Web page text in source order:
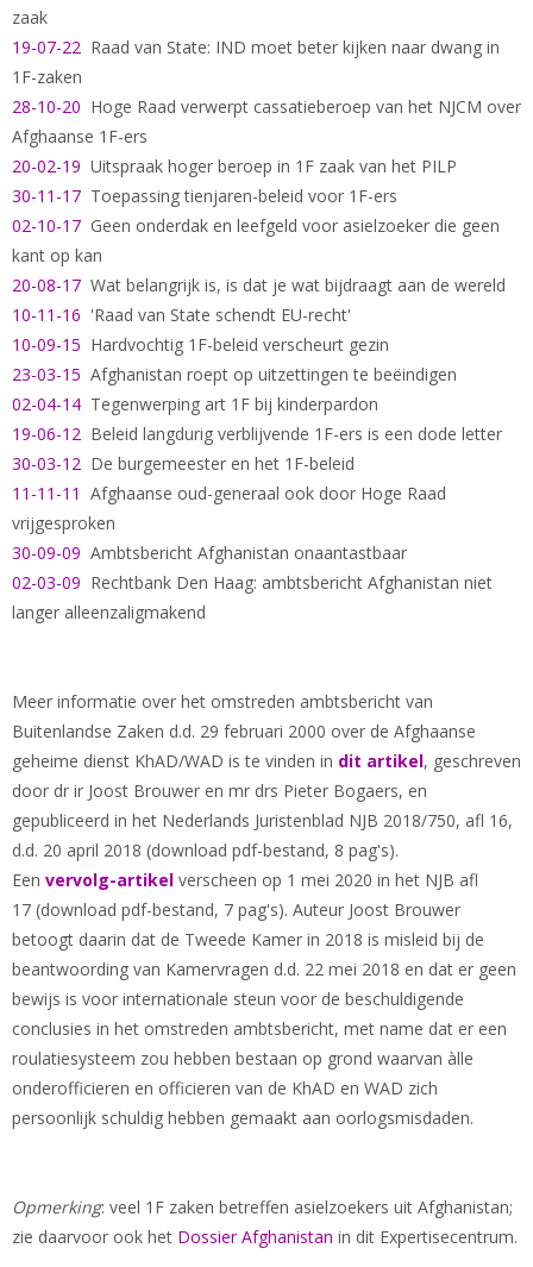
zaak
19-07-22 Raad van State: IND moet beter kijken naar dwang in
1F-zaken
28-10-20 Hoge Raad verwerpt cassatieberoep van het NJCM over
Afghaanse 1F-ers
20-02-19 Uitspraak hoger beroep in 1F zaak van het PILP
30-11-17 Toepassing tienjaren-beleid voor 1F-ers
02-10-17 Geen onderdak en leefgeld voor asielzoeker die geen
kant op kan
20-08-17 Wat belangrijk is, is dat je wat bijdraagt aan de wereld
10-11-16 'Raad van State schendt EU-recht'
10-09-15 Hardvochtig 1F-beleid verscheurt gezin
23-03-15 Afghanistan roept op uitzettingen te beëindigen
02-04-14 Tegenwerping art 1F bij kinderpardon
19-06-12 Beleid langdurig verblijvende 1F-ers is een dode letter
30-03-12 De burgemeester en het 1F-beleid
11-11-11 Afghaanse oud-generaal ook door Hoge Raad
vrijgesproken
30-09-09 Ambtsbericht Afghanistan onaantastbaar
02-03-09 Rechtbank Den Haag: ambtsbericht Afghanistan niet
langer alleenzaligmakend
Meer informatie over het omstreden ambtsbericht van
Buitenlandse Zaken d.d. 29 februari 2000 over de Afghaanse
geheime dienst KhAD/WAD is te vinden in dit artikel, geschreven
door dr ir Joost Brouwer en mr drs Pieter Bogaers, en
gepubliceerd in het Nederlands Juristenblad NJB 2018/750, afl 16,
d.d. 20 april 2018 (download pdf-bestand, 8 pag's).
Een vervolg-artikel verscheen op 1 mei 2020 in het NJB afl
17 (download pdf-bestand, 7 pag's). Auteur Joost Brouwer
betoogt daarin dat de Tweede Kamer in 2018 is misleid bij de
beantwoording van Kamervragen d.d. 22 mei 2018 en dat er geen
bewijs is voor internationale steun voor de beschuldigende
conclusies in het omstreden ambtsbericht, met name dat er een
roulatiesysteem zou hebben bestaan op grond waarvan àlle
onderofficieren en officieren van de KhAD en WAD zich
persoonlijk schuldig hebben gemaakt aan oorlogsmisdaden.
Opmerking: veel 1F zaken betreffen asielzoekers uit Afghanistan;
zie daarvoor ook het Dossier Afghanistan in dit Expertisecentrum.